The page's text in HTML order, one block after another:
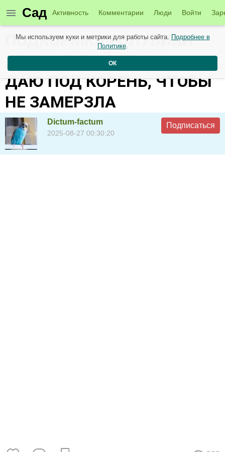
Сад Активность Комментарии Люди Войти
ПОДКОРМКА ГОЛУБИКИ
ДЕНИС БЛЮ ОСЕНЬЮ -
ДАЮ ПОД КОРЕНЬ, ЧТОБЫ
НЕ ЗАМЕРЗЛА
Dictum-factum
2025-08-27 00:30:20
Подписаться
Мы используем куки и метрики для работы сайта. Подробнее в
Политике.
ОК